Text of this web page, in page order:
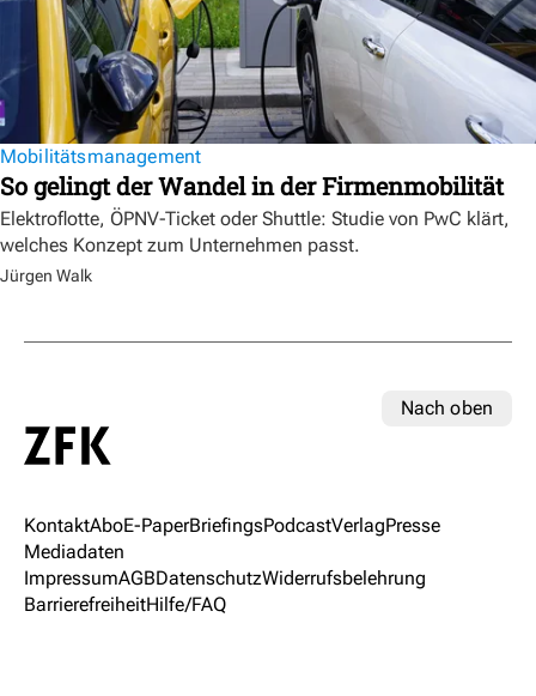
Mobilitätsmanagement
So gelingt der Wandel in der Firmenmobilität
Elektroflotte, ÖPNV-Ticket oder Shuttle: Studie von PwC klärt,
welches Konzept zum Unternehmen passt.
Jürgen Walk
Nach oben
KontaktAboE-PaperBriefingsPodcastVerlagPresse
Mediadaten
ImpressumAGBDatenschutzWiderrufsbelehrung
BarrierefreiheitHilfe/FAQ